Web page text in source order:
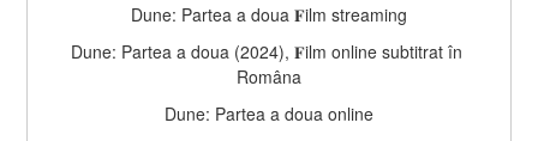
Dune: Partea a doua 𝐅ilm streaming
Dune: Partea a doua (2024), 𝐅ilm online subtitrat în
Româna
Dune: Partea a doua online